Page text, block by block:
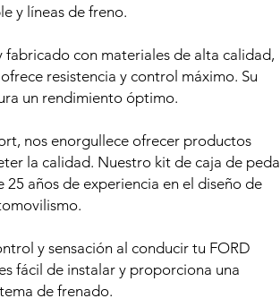
y líneas de freno.
fabricado con materiales de alta calidad,
resistencia y control máximo. Su
un rendimiento óptimo.
nos enorgullece ofrecer productos
la calidad. Nuestro kit de caja de pedal
25 años de experiencia en el diseño de
y sensación al conducir tu FORD
fácil de instalar y proporciona una
de frenado.